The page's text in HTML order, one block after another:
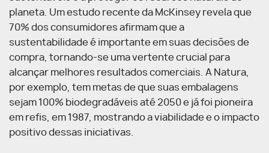
planeta. Um estudo recente da McKinsey revela que
70% dos consumidores afirmam que a
sustentabilidade é importante em suas decisões de
compra, tornando-se uma vertente crucial para
alcançar melhores resultados comerciais. A Natura,
por exemplo, tem metas de que suas embalagens
sejam 100% biodegradáveis até 2050 e já foi pioneira
em refis, em 1987, mostrando a viabilidade e o impacto
positivo dessas iniciativas.